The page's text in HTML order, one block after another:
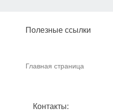
Полезные ссылки
Главная страница
Контакты: